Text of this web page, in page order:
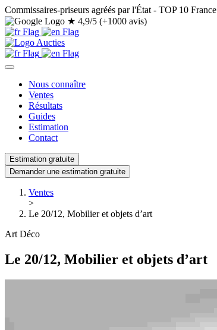
Commissaires-priseurs agréés par l'État - TOP 10 France
★ 4,9/5 (+1000 avis)
Nous connaître
Ventes
Résultats
Guides
Estimation
Contact
Estimation gratuite
Demander une estimation gratuite
Ventes
>
Le 20/12, Mobilier et objets d’art
Art Déco
Le 20/12, Mobilier et objets d’art